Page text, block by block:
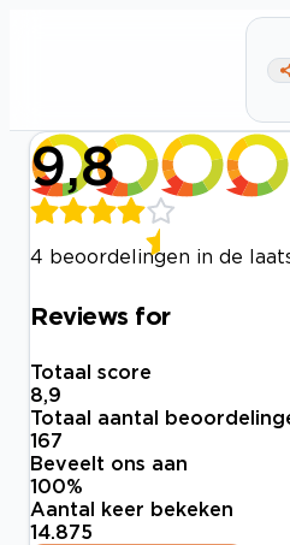
9,8
4 beoordelingen in de
Reviews for
Totaal score
8,9
Totaal aantal
167
Beveelt ons aan
100%
Aantal keer bekeken
14.875